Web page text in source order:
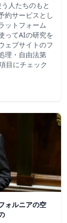
人たちのもと
約サービスとし
ットフォーム
ってAIの研究を
ェブサイトのフ
理・自由法第
目にチェック
ォルニアの空